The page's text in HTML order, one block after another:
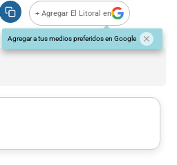
+ Agregar El Litoral en
Agregar a tus medios preferidos en Google